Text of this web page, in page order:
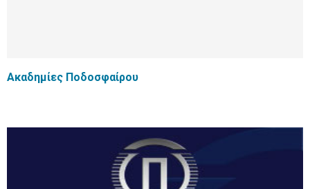
Ακαδημίες Ποδοσφαίρου